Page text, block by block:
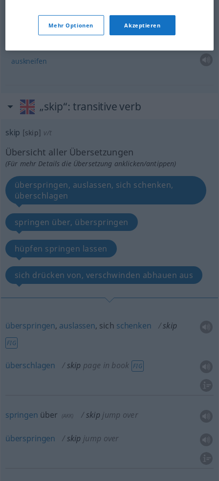
meist
davonmachen
auskneifen
„skip“: transitive verb
skip [skip] v/t
Übersicht aller Übersetzungen
(Für mehr Details die Übersetzung anklicken/antippen)
überspringen, auslassen, sich schenken,
überschlagen
springen über, überspringen
hüpfen springen lassen
sich drücken von, verschwinden abhauen aus
überspringen, auslassen, sich schenken skip
FIG
überschlagen skip page in book FIG
springen über (AKK) skip jump over
überspringen skip jump over
Mehr Optionen Akzeptieren